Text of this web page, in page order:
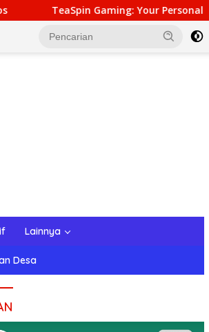
Personal Gateway to Premium Online
Lainnya
Desa